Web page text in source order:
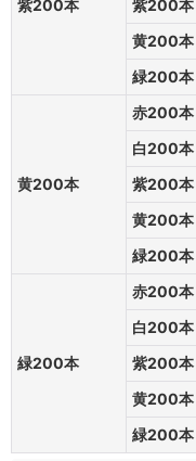
紫200本 紫200本
黄200本
緑200本
黄200本
赤200本
白200本
紫200本
黄200本
緑200本
緑200本
赤200本
白200本
紫200本
黄200本
緑200本